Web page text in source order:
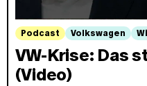
Podcast Volkswagen
VW-Krise: Das
(Video)